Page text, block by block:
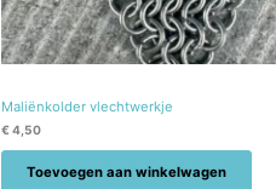
Maliënkolder vlechtwerkje
€ 4,50
Toevoegen aan winkelwagen